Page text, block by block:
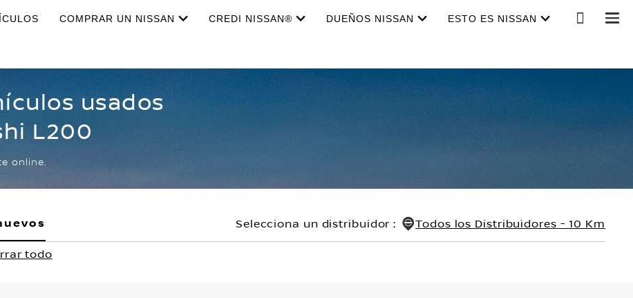
COMPRAR UN NISSAN CREDI NISSAN® DUEÑOS NISSAN ESTO ES NISSAN
usados
L200
online.
Selecciona un distribuidor :
Todos los Distribuidores - 10 Km
todo